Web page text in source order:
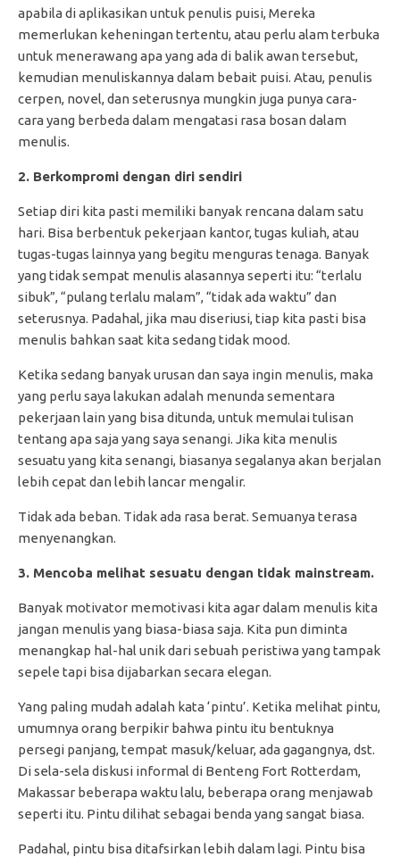
apabila di aplikasikan untuk penulis puisi, Mereka
memerlukan keheningan tertentu, atau perlu alam terbuka
untuk menerawang apa yang ada di balik awan tersebut,
kemudian menuliskannya dalam bebait puisi. Atau, penulis
cerpen, novel, dan seterusnya mungkin juga punya cara-
cara yang berbeda dalam mengatasi rasa bosan dalam
menulis.
2. Berkompromi dengan diri sendiri
Setiap diri kita pasti memiliki banyak rencana dalam satu
hari. Bisa berbentuk pekerjaan kantor, tugas kuliah, atau
tugas-tugas lainnya yang begitu menguras tenaga. Banyak
yang tidak sempat menulis alasannya seperti itu: “terlalu
sibuk”, “pulang terlalu malam”, “tidak ada waktu” dan
seterusnya. Padahal, jika mau diseriusi, tiap kita pasti bisa
menulis bahkan saat kita sedang tidak mood.
Ketika sedang banyak urusan dan saya ingin menulis, maka
yang perlu saya lakukan adalah menunda sementara
pekerjaan lain yang bisa ditunda, untuk memulai tulisan
tentang apa saja yang saya senangi. Jika kita menulis
sesuatu yang kita senangi, biasanya segalanya akan berjalan
lebih cepat dan lebih lancar mengalir.
Tidak ada beban. Tidak ada rasa berat. Semuanya terasa
menyenangkan.
3. Mencoba melihat sesuatu dengan tidak mainstream.
Banyak motivator memotivasi kita agar dalam menulis kita
jangan menulis yang biasa-biasa saja. Kita pun diminta
menangkap hal-hal unik dari sebuah peristiwa yang tampak
sepele tapi bisa dijabarkan secara elegan.
Yang paling mudah adalah kata ‘pintu’. Ketika melihat pintu,
umumnya orang berpikir bahwa pintu itu bentuknya
persegi panjang, tempat masuk/keluar, ada gagangnya, dst.
Di sela-sela diskusi informal di Benteng Fort Rotterdam,
Makassar beberapa waktu lalu, beberapa orang menjawab
seperti itu. Pintu dilihat sebagai benda yang sangat biasa.
Padahal, pintu bisa ditafsirkan lebih dalam lagi. Pintu bisa